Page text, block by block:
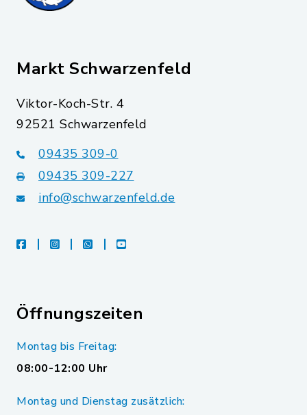
Markt Schwarzenfeld
Viktor-Koch-Str. 4
92521 Schwarzenfeld
09435 309-0
09435 309-227
info@schwarzenfeld.de
facebookinstagramwhatsappyoutube
Öffnungszeiten
Montag bis Freitag:
08:00-12:00 Uhr
Montag und Dienstag zusätzlich: